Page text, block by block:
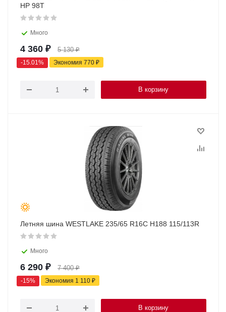
HP 98T
Много
4 360 ₽ 5 130₽
-15.01% Экономия 770 ₽
В корзину
Летняя шина WESTLAKE 235/65 R16C H188 115/113R
Много
6 290 ₽ 7 400₽
-15% Экономия 1 110 ₽
В корзину